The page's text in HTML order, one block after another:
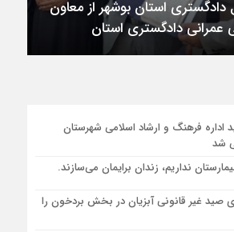
استان بوشهر از معاون مالی و
استان
منطقه آزاد به بافت شهری مرکز استان
فهرست داغ‌ترین نقاط جهان؛ جنوب و شرق ایران
بوشهر از معاون
استان
فرهنگ و ارشاد اسلامی شهرستان
شد
نداریم، زندان برایمان می‌سازند.
صید غیر قانونی آبزیان در بخش بردخون را